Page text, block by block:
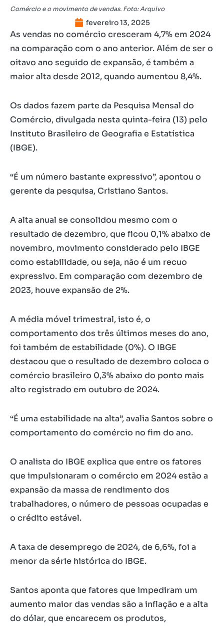
Comércio e o movimento de vendas. Foto: Arquivo
fevereiro 13, 2025
As vendas no comércio cresceram 4,7% em 2024
na comparação com o ano anterior. Além de ser o
oitavo ano seguido de expansão, é também a
maior alta desde 2012, quando aumentou 8,4%.
Os dados fazem parte da Pesquisa Mensal do
Comércio, divulgada nesta quinta-feira (13) pelo
Instituto Brasileiro de Geografia e Estatística
(IBGE).
“É um número bastante expressivo”, apontou o
gerente da pesquisa, Cristiano Santos.
A alta anual se consolidou mesmo com o
resultado de dezembro, que ficou 0,1% abaixo de
novembro, movimento considerado pelo IBGE
como estabilidade, ou seja, não é um recuo
expressivo. Em comparação com dezembro de
2023, houve expansão de 2%.
A média móvel trimestral, isto é, o
comportamento dos três últimos meses do ano,
foi também de estabilidade (0%). O IBGE
destacou que o resultado de dezembro coloca o
comércio brasileiro 0,3% abaixo do ponto mais
alto registrado em outubro de 2024.
“É uma estabilidade na alta”, avalia Santos sobre o
comportamento do comércio no fim do ano.
O analista do IBGE explica que entre os fatores
que impulsionaram o comércio em 2024 estão a
expansão da massa de rendimento dos
trabalhadores, o número de pessoas ocupadas e
o crédito estável.
A taxa de desemprego de 2024, de 6,6%, foi a
menor da série histórica do IBGE.
Santos aponta que fatores que impediram um
aumento maior das vendas são a inflação e a alta
do dólar, que encarecem os produtos,